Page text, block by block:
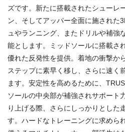
ズです。新たに搭載されたシューレ
ン、そしてアッパー全面に施された
ュやランニング、またドリルや補強
能とします。ミッドソールに搭載さ
優れた反発性を提供。着地の衝撃か
ステップに素早く移し、さらに速く
ます。安定性を高めるために、
ソールの中央部が補強されサポート
り上げる際、さらにしっかりとした
す。ハードなトレーニングに求めら